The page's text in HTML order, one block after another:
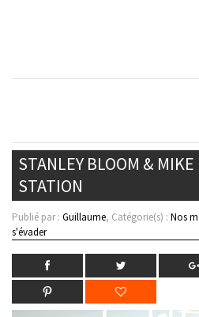
STANLEY BLOOM & MIKE
STATION
Publié par : Guillaume, Catégorie(s) : Nos
s'évader